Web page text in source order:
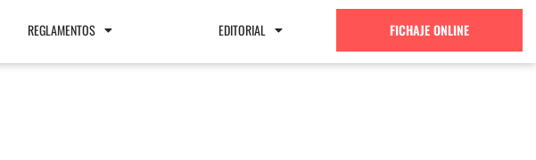
REGLAMENTOS EDITORIAL FICHAJE ONLINE